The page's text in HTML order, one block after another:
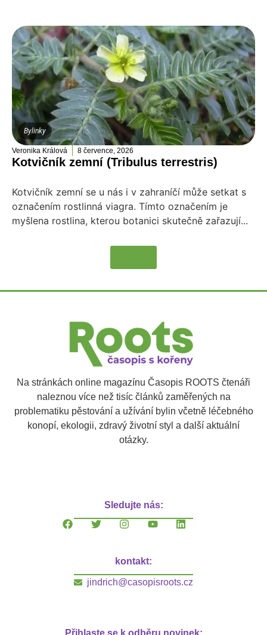
Bylinky
Veronika Králová 8 července, 2026
Kotvičník zemní (Tribulus terrestris)
Kotvičník zemní se u nás i v zahraníčí může setkat s
označením rostlinná viagra. Tímto označením je
myšlena rostlina, kterou botanici skutečně zařazují...
Na stránkách online magazínu Časopis ROOTS čtenáři
naleznou více než tisíc článků zaměřených na
problematiku pěstování a užívání bylin včetně léčebného
konopí, ekologii, zdravý životní styl a další aktuální
otázky.
Sledujte nás:
kontakt:
jindrich@casopisroots.cz
Přihlaste se k odběru novinek: